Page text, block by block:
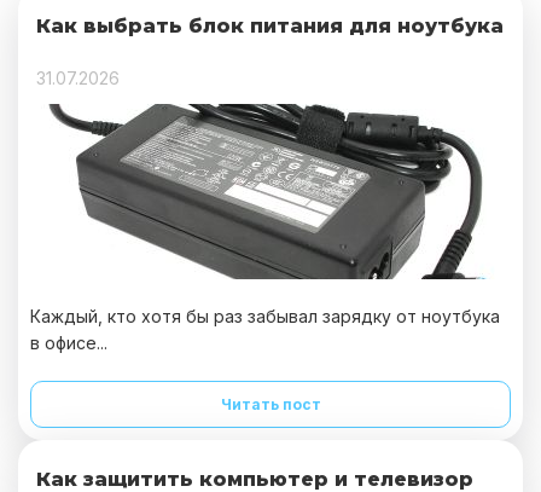
Как выбрать блок питания для ноутбука
31.07.2026
Каждый, кто хотя бы раз забывал зарядку от ноутбука
в офисе...
Читать пост
Как защитить компьютер и телевизор